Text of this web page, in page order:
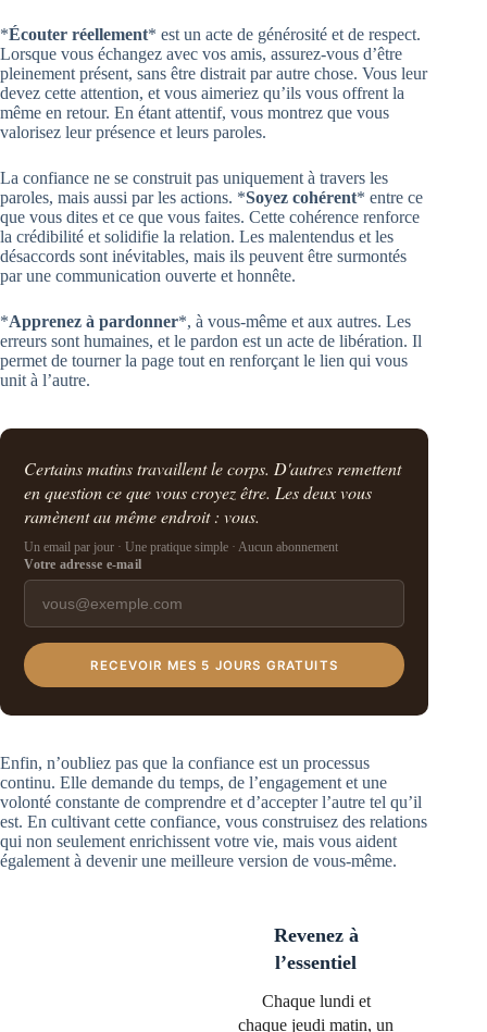
*Écouter réellement* est un acte de générosité et de respect.
Lorsque vous échangez avec vos amis, assurez-vous d’être
pleinement présent, sans être distrait par autre chose. Vous leur
devez cette attention, et vous aimeriez qu’ils vous offrent la
même en retour. En étant attentif, vous montrez que vous
valorisez leur présence et leurs paroles.
La confiance ne se construit pas uniquement à travers les
paroles, mais aussi par les actions. *Soyez cohérent* entre ce
que vous dites et ce que vous faites. Cette cohérence renforce
la crédibilité et solidifie la relation. Les malentendus et les
désaccords sont inévitables, mais ils peuvent être surmontés
par une communication ouverte et honnête.
*Apprenez à pardonner*, à vous-même et aux autres. Les
erreurs sont humaines, et le pardon est un acte de libération. Il
permet de tourner la page tout en renforçant le lien qui vous
unit à l’autre.
Certains matins travaillent le corps. D'autres remettent
en question ce que vous croyez être. Les deux vous
ramènent au même endroit : vous.
Un email par jour · Une pratique simple · Aucun abonnement
Votre adresse e-mail
RECEVOIR MES 5 JOURS GRATUITS
Enfin, n’oubliez pas que la confiance est un processus
continu. Elle demande du temps, de l’engagement et une
volonté constante de comprendre et d’accepter l’autre tel qu’il
est. En cultivant cette confiance, vous construisez des relations
qui non seulement enrichissent votre vie, mais vous aident
également à devenir une meilleure version de vous-même.
Revenez à
l’essentiel
Chaque lundi et
chaque jeudi matin, un